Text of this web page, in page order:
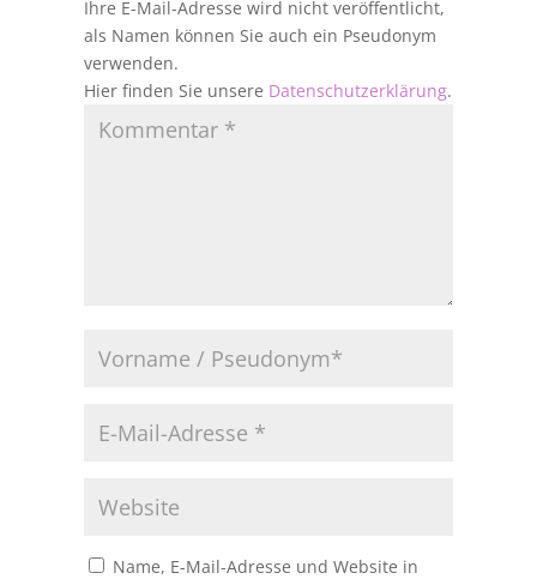
Ihre E-Mail-Adresse wird nicht veröffentlicht,
als Namen können Sie auch ein Pseudonym
verwenden.
Hier finden Sie unsere Datenschutzerklärung.
Name, E-Mail-Adresse und Website in